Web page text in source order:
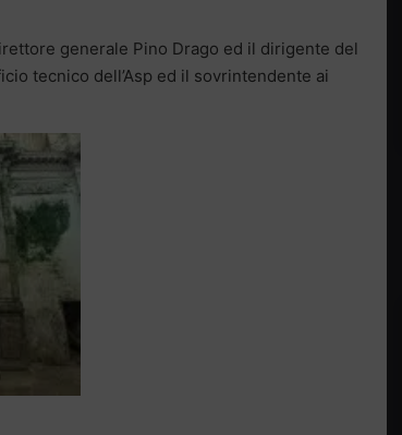
generale Pino Drago ed il dirigente del
tecnico dell’Asp ed il sovrintendente ai